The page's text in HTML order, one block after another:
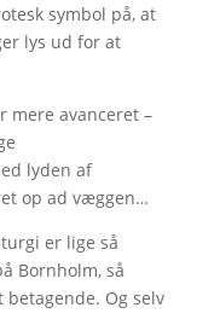
symbol på, at
lys ud for at
mere avanceret –
lyden af
op ad væggen…
er lige så
Bornholm, så
Og selv